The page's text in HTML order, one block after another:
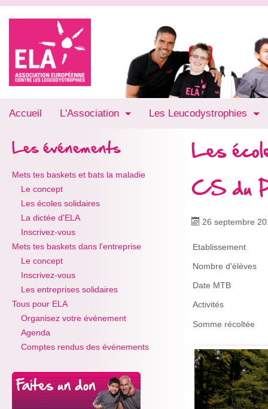
Accueil L'Association Les Leucodystrophies
Les événements
Mets tes baskets et bats la maladie
Le concept
Les écoles solidaires
La dictée d'ELA
Inscrivez-vous
Mets tes baskets dans l'entreprise
Le concept
Inscrivez-vous
Les entreprises solidaires
Tous pour ELA
Organisez votre événement
Agenda
Comptes rendus des événements
Les
CS du
26 septembre
Etablissement
Nombre d'élèves
Date MTB
Activités
Somme récoltée